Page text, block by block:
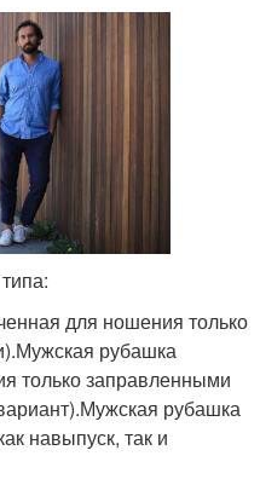
для ношения только
рубашка
только заправленными
рубашка
навыпуск, так и